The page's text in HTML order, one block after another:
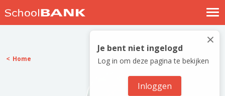
Nostalgische verhalen
Log in
Meld je gratis aan
×
Je bent niet ingelogd
Log in om deze pagina te bekijken
Inloggen
Home